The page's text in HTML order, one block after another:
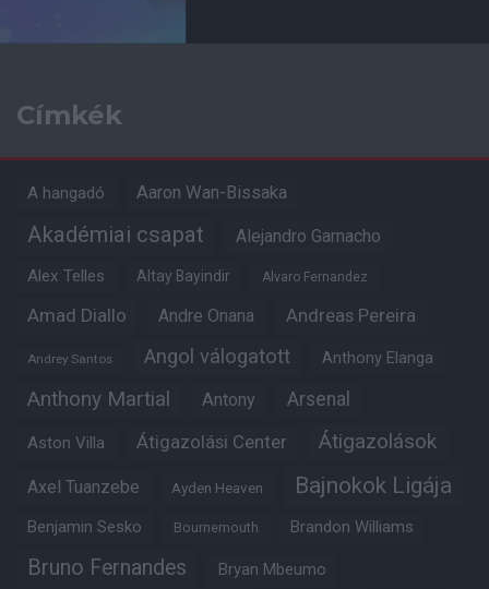
Címkék
A hangadó Aaron Wan-Bissaka
Akadémiai csapat Alejandro Garnacho
Alex Telles Altay Bayindir Alvaro Fernandez
Amad Diallo Andre Onana Andreas Pereira
Andrey Santos Angol válogatott Anthony Elanga
Anthony Martial Antony Arsenal
Aston Villa Átigazolási Center Átigazolások
Axel Tuanzebe Ayden Heaven Bajnokok Ligája
Benjamin Sesko Bournemouth Brandon Williams
Bruno Fernandes Bryan Mbeumo